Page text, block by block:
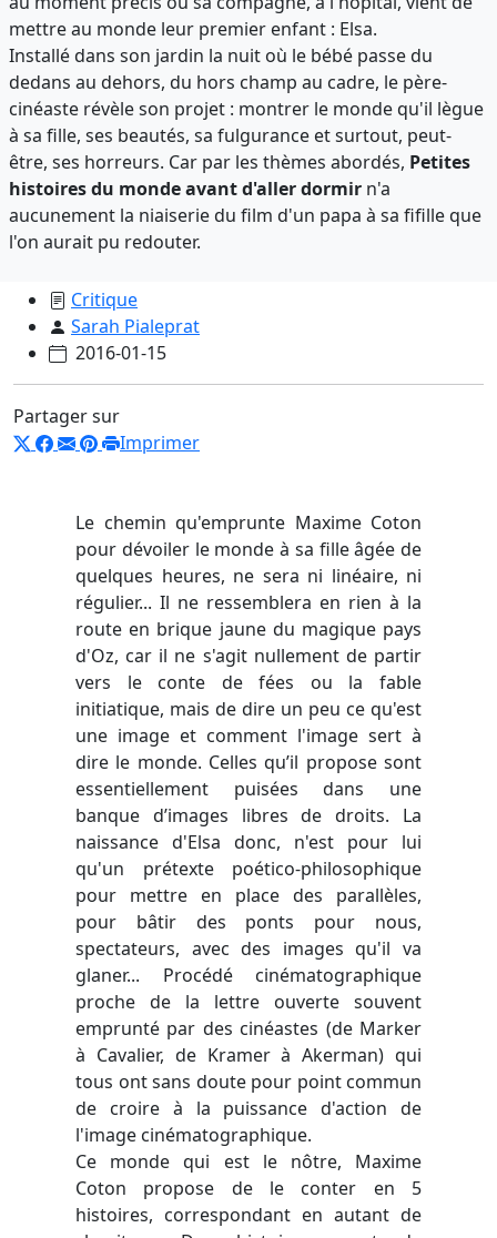
mettre au monde leur premier enfant : Elsa.
Installé dans son jardin la nuit où le bébé passe du
dedans au dehors, du hors champ au cadre, le père-
cinéaste révèle son projet : montrer le monde qu'il lègue
à sa fille, ses beautés, sa fulgurance et surtout, peut-
être, ses horreurs. Car par les thèmes abordés, Petites
histoires du monde avant d'aller dormir n'a
aucunement la niaiserie du film d'un papa à sa fifille que
l'on aurait pu redouter.
Critique
Sarah Pialeprat
2016-01-15
Partager sur
Imprimer
Le chemin qu'emprunte Maxime Coton
pour dévoiler le monde à sa fille âgée de
quelques heures, ne sera ni linéaire, ni
régulier... Il ne ressemblera en rien à la
route en brique jaune du magique pays
d'Oz, car il ne s'agit nullement de partir
vers le conte de fées ou la fable
initiatique, mais de dire un peu ce qu'est
une image et comment l'image sert à
dire le monde. Celles qu’il propose sont
essentiellement puisées dans une
banque d’images libres de droits. La
naissance d'Elsa donc, n'est pour lui
qu'un prétexte poético-philosophique
pour mettre en place des parallèles,
pour bâtir des ponts pour nous,
spectateurs, avec des images qu'il va
glaner... Procédé cinématographique
proche de la lettre ouverte souvent
emprunté par des cinéastes (de Marker
à Cavalier, de Kramer à Akerman) qui
tous ont sans doute pour point commun
de croire à la puissance d'action de
l'image cinématographique.
Ce monde qui est le nôtre, Maxime
Coton propose de le conter en 5
histoires, correspondant en autant de